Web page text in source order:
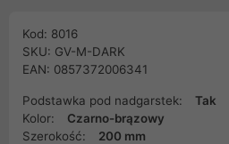
Kod: 8016
SKU: GV-M-DARK
EAN: 0857372006341
Podstawka pod nadgarstek:
Tak
Kolor:
Czarno-brązowy
Szerokość:
200 mm